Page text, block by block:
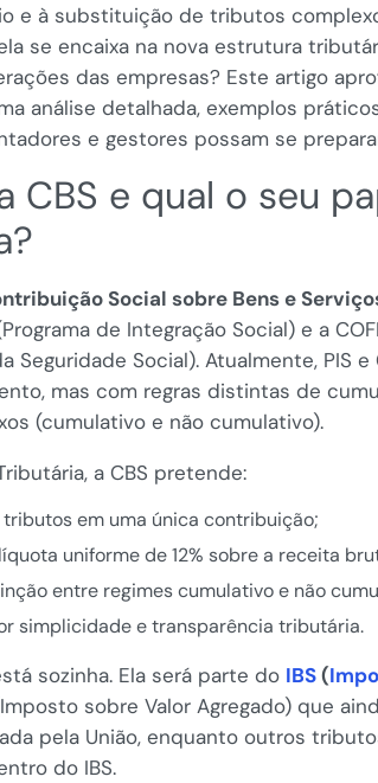
e à substituição de tributos
se encaixa na nova estrutura
das empresas? Este artigo
análise detalhada, exemplos
e gestores possam se
CBS e qual o seu
Social sobre Bens e
de Integração Social) e a
Seguridade Social). Atualmente, PIS
mas com regras distintas de
(cumulativo e não cumulativo).
a CBS pretende:
em uma única contribuição;
uniforme de 12% sobre a receita
entre regimes cumulativo e não
simplicidade e transparência tributária.
sozinha. Ela será parte do IBS(
sobre Valor Agregado) que
pela União, enquanto outros
do IBS.